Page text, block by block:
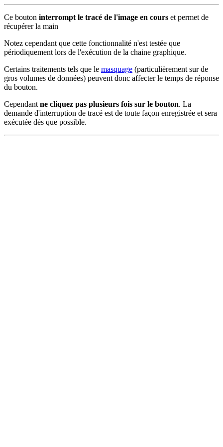
Ce bouton interrompt le tracé de l'image en cours et permet de
récupérer la main
Notez cependant que cette fonctionnalité n'est testée que
périodiquement lors de l'exécution de la chaine graphique.
Certains traitements tels que le masquage (particulièrement sur de
gros volumes de données) peuvent donc affecter le temps de réponse
du bouton.
Cependant ne cliquez pas plusieurs fois sur le bouton. La
demande d'interruption de tracé est de toute façon enregistrée et sera
exécutée dès que possible.